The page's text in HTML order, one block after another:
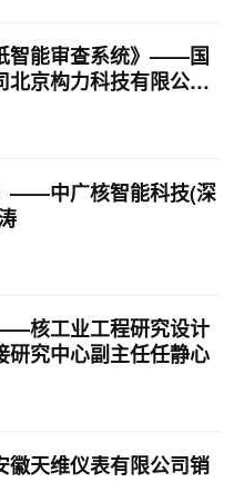
智能审查系统》——国
北京构力科技有限公司
——中广核智能科技(深
核工业工程研究设计
研究中心副主任任静心
天维仪表有限公司销